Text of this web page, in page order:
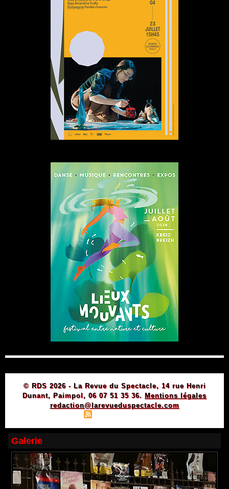
© RDS 2026 - La Revue du Spectacle, 14 rue Henri
Dunant, Paimpol, 06 07 51 35 36. Mentions légales
redaction@larevueduspectacle.com
Galerie